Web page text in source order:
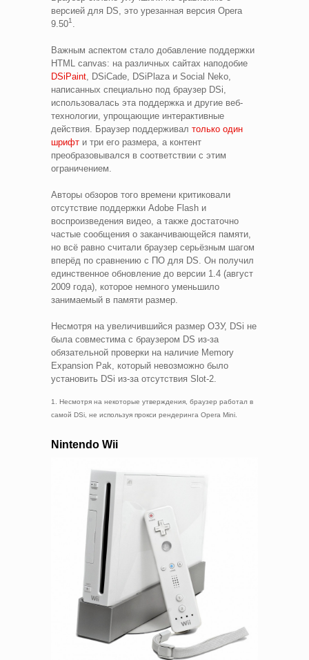
версией для DS, это урезанная версия Opera
9.501
Важным аспектом стало добавление поддержки
HTML canvas: на различных сайтах наподобие
DSiPaint , DSiCade, DSiPlaza и Social Neko,
написанных специально под браузер DSi,
использовалась эта поддержка и другие веб-
технологии, упрощающие интерактивные
действия. Браузер поддерживал только один
шрифт и три его размера, а контент
преобразовывался в соответствии с этим
ограничением.
Авторы обзоров того времени критиковали
отсутствие поддержки Adobe Flash и
воспроизведения видео, а также достаточно
частые сообщения о заканчивающейся памяти,
но всё равно считали браузер серьёзным шагом
вперёд по сравнению с ПО для DS. Он получил
единственное обновление до версии 1.4 (август
2009 года), которое немного уменьшило
занимаемый в памяти размер.
Несмотря на увеличившийся размер ОЗУ, DSi не
была совместима с браузером DS из-за
обязательной проверки на наличие Memory
Expansion Pak, который невозможно было
установить DSi из-за отсутствия Slot-2.
1. Несмотря на некоторые утверждения, браузер работал в
самой DSi, не используя прокси рендеринга Opera Mini.
Nintendo Wii